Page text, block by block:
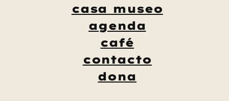
casa museo
agenda
café
contacto
dona